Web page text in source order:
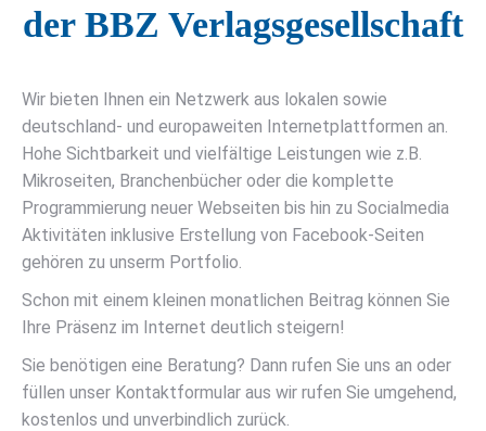
der BBZ Verlagsgesellschaft
Wir bieten Ihnen ein Netzwerk aus lokalen sowie
deutschland- und europaweiten Internetplattformen an.
Hohe Sichtbarkeit und vielfältige Leistungen wie z.B.
Mikroseiten, Branchenbücher oder die komplette
Programmierung neuer Webseiten bis hin zu Socialmedia
Aktivitäten inklusive Erstellung von Facebook-Seiten
gehören zu unserm Portfolio.
Schon mit einem kleinen monatlichen Beitrag können Sie
Ihre Präsenz im Internet deutlich steigern!
Sie benötigen eine Beratung? Dann rufen Sie uns an oder
füllen unser Kontaktformular aus wir rufen Sie umgehend,
kostenlos und unverbindlich zurück.